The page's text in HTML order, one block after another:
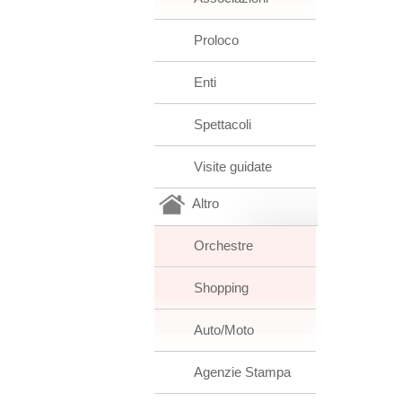
Proloco
Enti
Spettacoli
Visite guidate
Altro
Orchestre
Shopping
Auto/Moto
Agenzie Stampa